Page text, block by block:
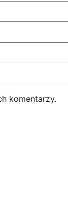
komentarzy.